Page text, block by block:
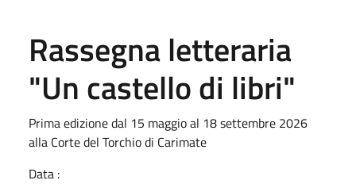
Rassegna letteraria
"Un castello di libri"
Prima edizione dal 15 maggio al 18 settembre 2026
alla Corte del Torchio di Carimate
Data :